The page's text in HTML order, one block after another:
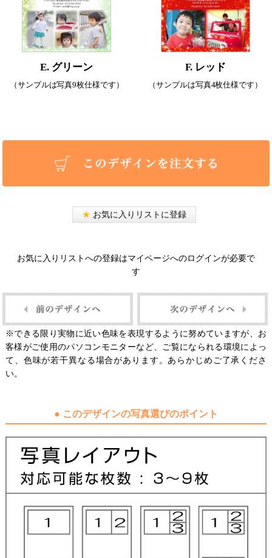
E. グリーン
（サンプルは写真9枚仕様です）
F. レッド
（サンプルは写真4枚仕様です）
★ お気に入りリストに登録
お気に入りリストへの登録はマイページへのログインが必要で
す
※できる限り実物に近い色味を表現するように努めていますが、お
客様がご使用のパソコンモニターなど、ご覧になられる環境によっ
て、色味が若干異なる場合があります。あらかじめご了承くださ
い。
● このデザインの写真選びのポイント